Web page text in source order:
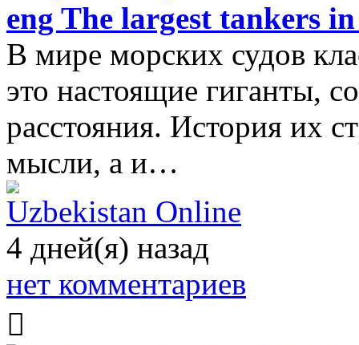
eng The largest tankers
В мире морских судов
это настоящие гиганты,
расстояния. История их
мысли, а и…
Uzbekistan Online
4 дней(я) назад
нет комментариев